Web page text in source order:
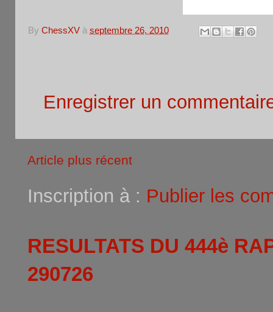
By ChessXV à septembre 26, 2010
Enregistrer un
Article plus récent
Inscription à : Publier les
RESULTATS DU 444è
290726